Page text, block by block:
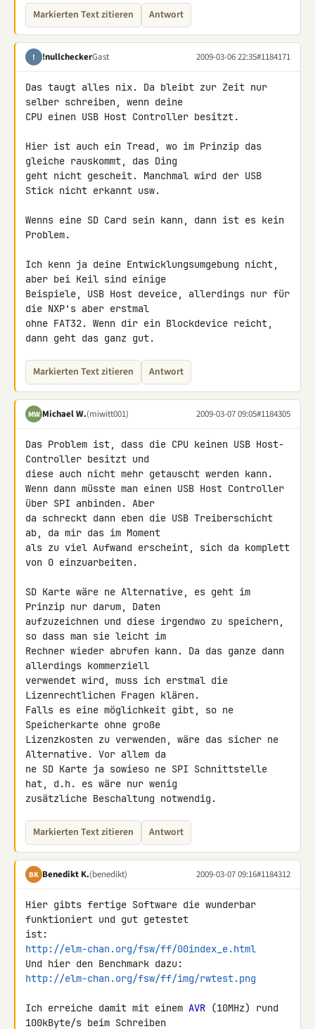
Markierten Text zitieren Antwort
! !nullcheckerGast 2009-03-06 22:35#1184171
Das taugt alles nix. Da bleibt zur Zeit nur
selber schreiben, wenn deine
CPU einen USB Host Controller besitzt.
Hier ist auch ein Tread, wo im Prinzip das
gleiche rauskommt, das Ding
geht nicht gescheit. Manchmal wird der USB
Stick nicht erkannt usw.
Wenns eine SD Card sein kann, dann ist es kein
Problem.
Ich kenn ja deine Entwicklungsumgebung nicht,
aber bei Keil sind einige
Beispiele, USB Host deveice, allerdings nur für
die NXP's aber erstmal
ohne FAT32. Wenn dir ein Blockdevice reicht,
dann geht das ganz gut.
Markierten Text zitieren Antwort
MW Michael W.(miwitt001) 2009-03-07 09:05#1184305
Das Problem ist, dass die CPU keinen USB Host-
Controller besitzt und
diese auch nicht mehr getauscht werden kann.
Wenn dann müsste man einen USB Host Controller
über SPI anbinden. Aber
da schreckt dann eben die USB Treiberschicht
ab, da mir das im Moment
als zu viel Aufwand erscheint, sich da komplett
von 0 einzuarbeiten.
SD Karte wäre ne Alternative, es geht im
Prinzip nur darum, Daten
aufzuzeichnen und diese irgendwo zu speichern,
so dass man sie leicht im
Rechner wieder abrufen kann. Da das ganze dann
allerdings kommerziell
verwendet wird, muss ich erstmal die
Lizenrechtlichen Fragen klären.
Falls es eine möglichkeit gibt, so ne
Speicherkarte ohne große
Lizenzkosten zu verwenden, wäre das sicher ne
Alternative. Vor allem da
ne SD Karte ja sowieso ne SPI Schnittstelle
hat, d.h. es wäre nur wenig
zusätzliche Beschaltung notwendig.
Markierten Text zitieren Antwort
BK Benedikt K.(benedikt) 2009-03-07 09:16#1184312
Hier gibts fertige Software die wunderbar
funktioniert und gut getestet
http://elm-chan.org/fsw/ff/00index_e.html
http://elm-chan.org/fsw/ff/img/rwtest.png
Ich erreiche damit mit einem AVR (10MHz) rund
100kByte/s beim Schreiben